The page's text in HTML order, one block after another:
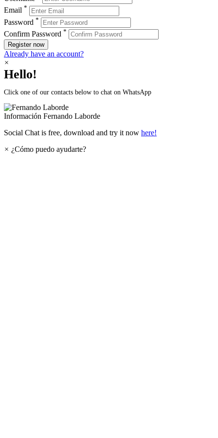
Email *
Password *
Confirm Password *
Register now
Already have an account?
×
Hello!
Click one of our contacts below to chat on WhatsApp
Información Fernando Laborde
Social Chat is free, download and try it now here!
× ¿Cómo puedo ayudarte?